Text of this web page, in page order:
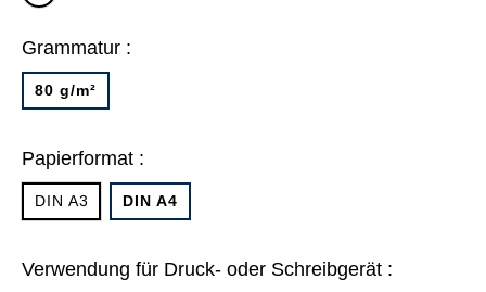
Grammatur :
80 g/m²
Papierformat :
DIN A3 DIN A4
Verwendung für Druck- oder Schreibgerät :